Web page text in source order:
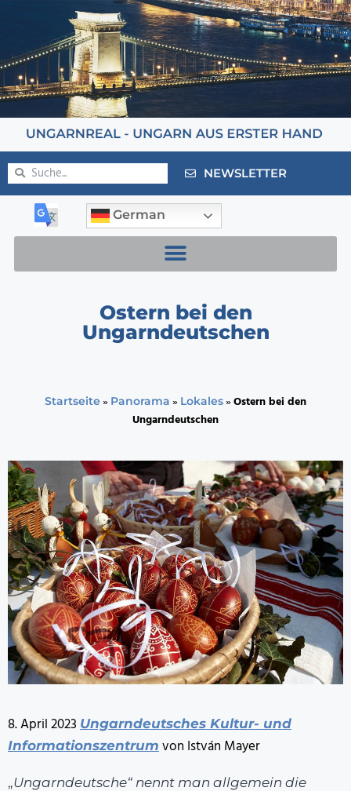
NEWSLETTER
German
Ostern bei den
Ungarndeutschen
Startseite » Panorama » Lokales»Ostern bei den
Ungarndeutschen
8. April 2023 Ungarndeutsches Kultur- und
Informationszentrum von István Mayer
„Ungarndeutsche“ nennt man allgemein die